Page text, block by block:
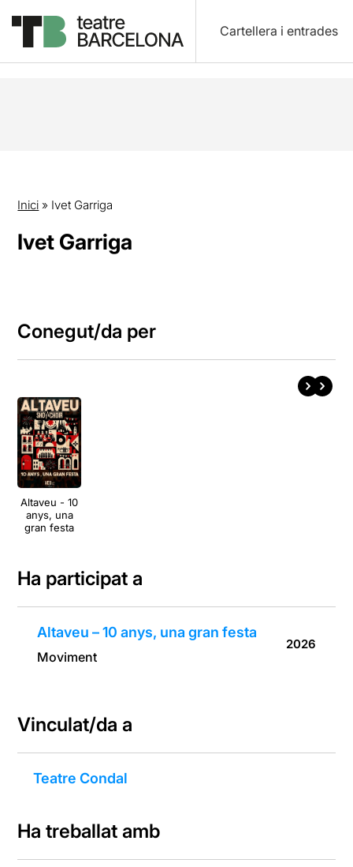
Cartellera i entrades
Inici » Ivet Garriga
Ivet Garriga
Conegut/da per
Altaveu - 10
anys, una
gran festa
Ha participat a
Altaveu – 10 anys, una gran festa
Moviment
2026
Vinculat/da a
Teatre Condal
Ha treballat amb